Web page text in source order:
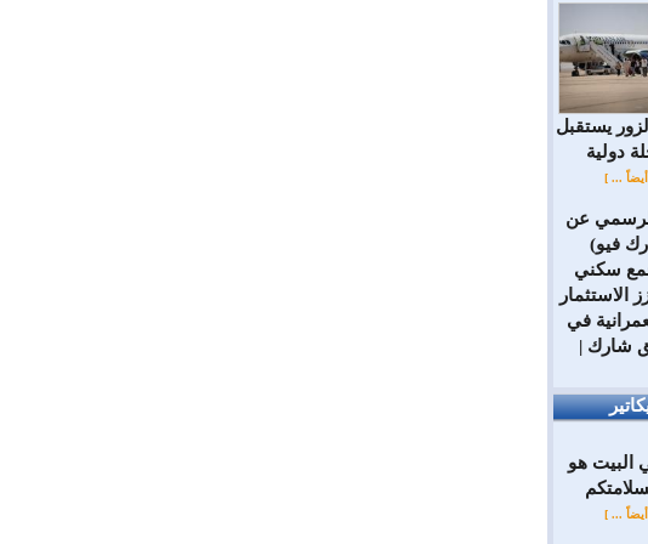
يستقبل
دولية
... ]
الرسمي عن
فيو)
سكني
الاستثمار
في
شارك |
البيت هو
... ]